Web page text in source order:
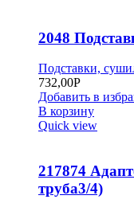
2048
Подставки,
732,00Р
Добавить в
В корзину
Quick view
217874
труба3/4)